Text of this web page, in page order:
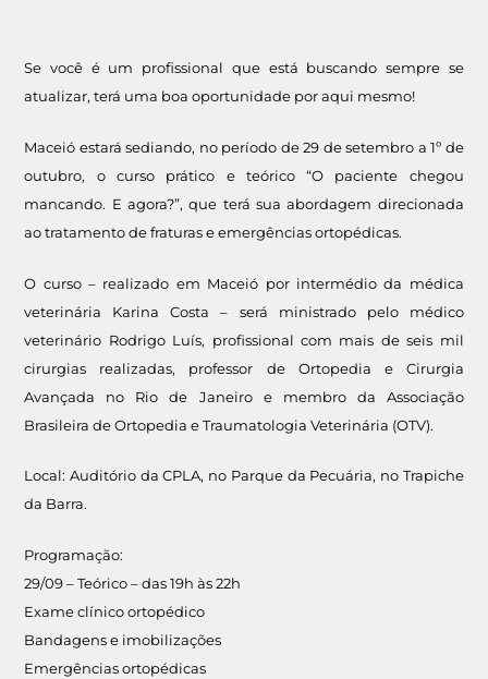
Se você é um profissional que está buscando sempre se
atualizar, terá uma boa oportunidade por aqui mesmo!
Maceió estará sediando, no período de 29 de setembro a 1º de
outubro, o curso prático e teórico “O paciente chegou
mancando. E agora?”, que terá sua abordagem direcionada
ao tratamento de fraturas e emergências ortopédicas.
O curso – realizado em Maceió por intermédio da médica
veterinária Karina Costa – será ministrado pelo médico
veterinário Rodrigo Luís, profissional com mais de seis mil
cirurgias realizadas, professor de Ortopedia e Cirurgia
Avançada no Rio de Janeiro e membro da Associação
Brasileira de Ortopedia e Traumatologia Veterinária (OTV).
Local: Auditório da CPLA, no Parque da Pecuária, no Trapiche
da Barra.
Programação:
29/09 – Teórico – das 19h às 22h
Exame clínico ortopédico
Bandagens e imobilizações
Emergências ortopédicas